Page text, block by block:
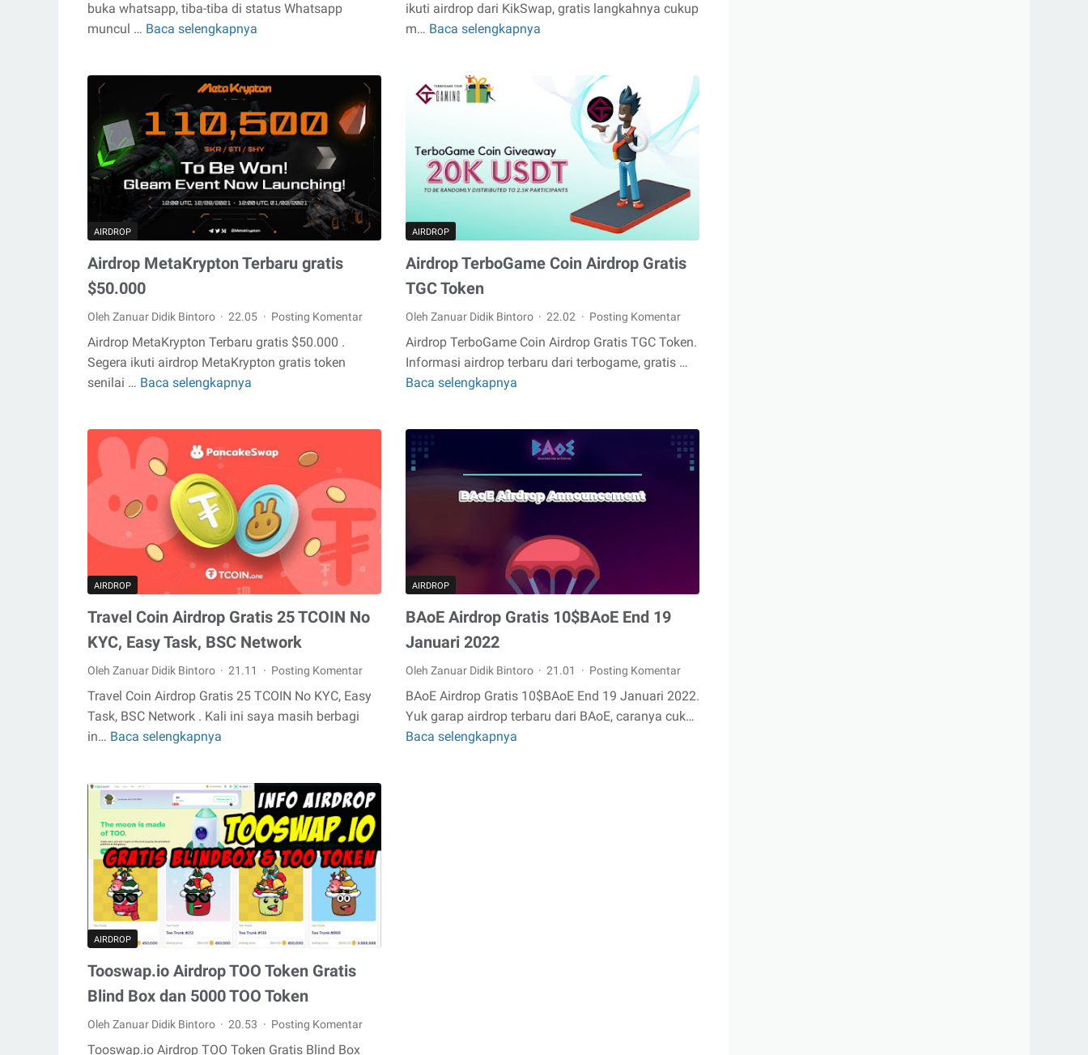
buka whatsapp, tiba-tiba di status Whatsapp
muncul … Baca selengkapnya
Siapa
Dia??
ikuti airdrop dari KikSwap, gratis langkahnya cukup
m… Baca selengkapnya
Token
AIRDROP
Airdrop MetaKrypton Terbaru gratis
$50.000
Oleh Zanuar Didik Bintoro 22.05 Posting Komentar
Airdrop MetaKrypton Terbaru gratis $50.000 .
Segera ikuti airdrop MetaKrypton gratis token
senilai … Baca selengkapnya
gratis
$50.000
AIRDROP
Airdrop TerboGame Coin Airdrop Gratis
TGC Token
Oleh Zanuar Didik Bintoro 22.02 Posting Komentar
Airdrop TerboGame Coin Airdrop Gratis TGC Token.
Informasi airdrop terbaru dari terbogame, gratis …
Baca selengkapnya
Airdrop
Gratis
TGC
Token
AIRDROP
Travel Coin Airdrop Gratis 25 TCOIN No
KYC, Easy Task, BSC Network
Oleh Zanuar Didik Bintoro 21.11 Posting Komentar
Travel Coin Airdrop Gratis 25 TCOIN No KYC, Easy
Task, BSC Network . Kali ini saya masih berbagi
in… Baca selengkapnya
Airdrop
Gratis
25
TCOIN
No
Task,
BSC
Network
AIRDROP
BAoE Airdrop Gratis 10$BAoE End 19
Januari 2022
Oleh Zanuar Didik Bintoro 21.01 Posting Komentar
BAoE Airdrop Gratis 10$BAoE End 19 Januari 2022.
Yuk garap airdrop terbaru dari BAoE, caranya cuk…
Baca selengkapnya
AIRDROP
Tooswap.io Airdrop TOO Token Gratis
Blind Box dan 5000 TOO Token
Oleh Zanuar Didik Bintoro 20.53 Posting Komentar
Tooswap.io Airdrop TOO Token Gratis Blind Box